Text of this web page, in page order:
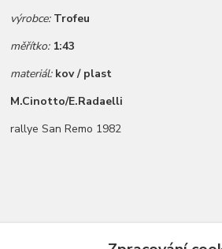
výrobce: Trofeu
měřítko: 1:43
materiál: kov / plast
M.Cinotto/E.Radaelli
rallye San Remo 1982
Zboží zařazeno v kategoriích